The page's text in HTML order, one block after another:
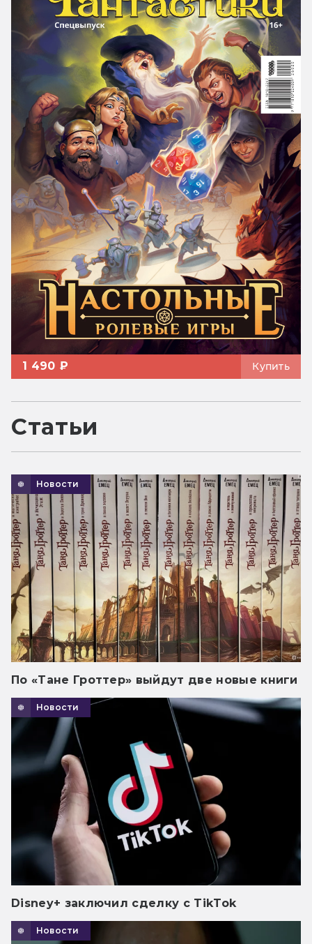
1 490 ₽ Купить
Статьи
Новости
По «Тане Гроттер» выйдут две новые книги
Новости
Disney+ заключил сделку с TikTok
Новости